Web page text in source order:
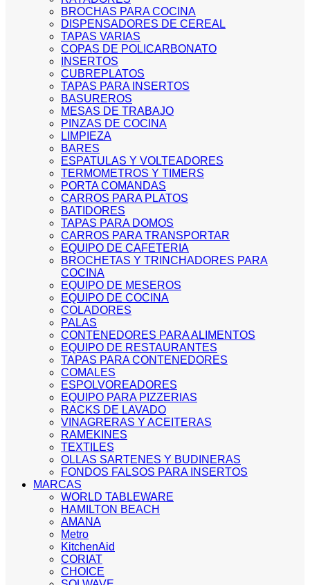
BROCHAS PARA COCINA
DISPENSADORES DE CEREAL
TAPAS VARIAS
COPAS DE POLICARBONATO
INSERTOS
CUBREPLATOS
TAPAS PARA INSERTOS
BASUREROS
MESAS DE TRABAJO
PINZAS DE COCINA
LIMPIEZA
BARES
ESPATULAS Y VOLTEADORES
TERMOMETROS Y TIMERS
PORTA COMANDAS
CARROS PARA PLATOS
BATIDORES
TAPAS PARA DOMOS
CARROS PARA TRANSPORTAR
EQUIPO DE CAFETERIA
BROCHETAS Y TRINCHADORES PARA
COCINA
EQUIPO DE MESEROS
EQUIPO DE COCINA
COLADORES
PALAS
CONTENEDORES PARA ALIMENTOS
EQUIPO DE RESTAURANTES
TAPAS PARA CONTENEDORES
COMALES
ESPOLVOREADORES
EQUIPO PARA PIZZERIAS
RACKS DE LAVADO
VINAGRERAS Y ACEITERAS
RAMEKINES
TEXTILES
OLLAS SARTENES Y BUDINERAS
FONDOS FALSOS PARA INSERTOS
MARCAS
WORLD TABLEWARE
HAMILTON BEACH
AMANA
Metro
KitchenAid
CORIAT
CHOICE